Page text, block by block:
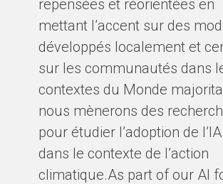
repensées et réorientées en
mettant l’accent sur des
développés localement et
sur les communautés dans
contextes du Monde
nous mènerons des
pour étudier l’adoption de l’IA
dans le contexte de l’action
climatique.As part of our AI